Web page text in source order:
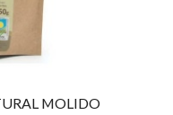
MOLIDO